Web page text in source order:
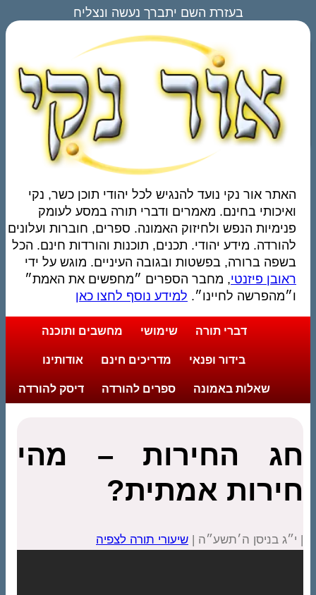
בעזרת השם יתברך נעשה ונצליח
האתר אור נקי נועד להנגיש לכל יהודי תוכן כשר, נקי
ואיכותי בחינם. מאמרים ודברי תורה במסע לעומק
פנימיות הנפש ולחיזוק האמונה. ספרים, חוברות ועלונים
להורדה. מידע יהודי. תכנים, תוכנות והורדות חינם. הכל
בשפה ברורה, בפשטות ובגובה העיניים. מוגש על ידי
ראובן פיזנטי, מחבר הספרים ״מחפשים את האמת״
ו״מהפרשה לחיינו״. למידע נוסף לחצו כאן
דברי תורה שימושי מחשבים ותוכנה
בידור ופנאי מדריכים חינם אודותינו
שאלות באמונה ספרים להורדה דיסק להורדה
חג החירות – מהי
חירות אמתית?
| י״ג בניסן ה׳תשע״ה | שיעורי תורה לצפיה